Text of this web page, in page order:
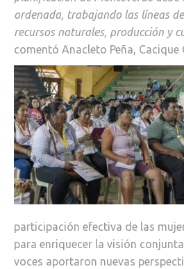
ordenada, trabajando las líneas
recursos naturales, producción y
comentó Anacleto Peña, Cacique
participación efectiva de las
para enriquecer la visión
voces aportaron nuevas